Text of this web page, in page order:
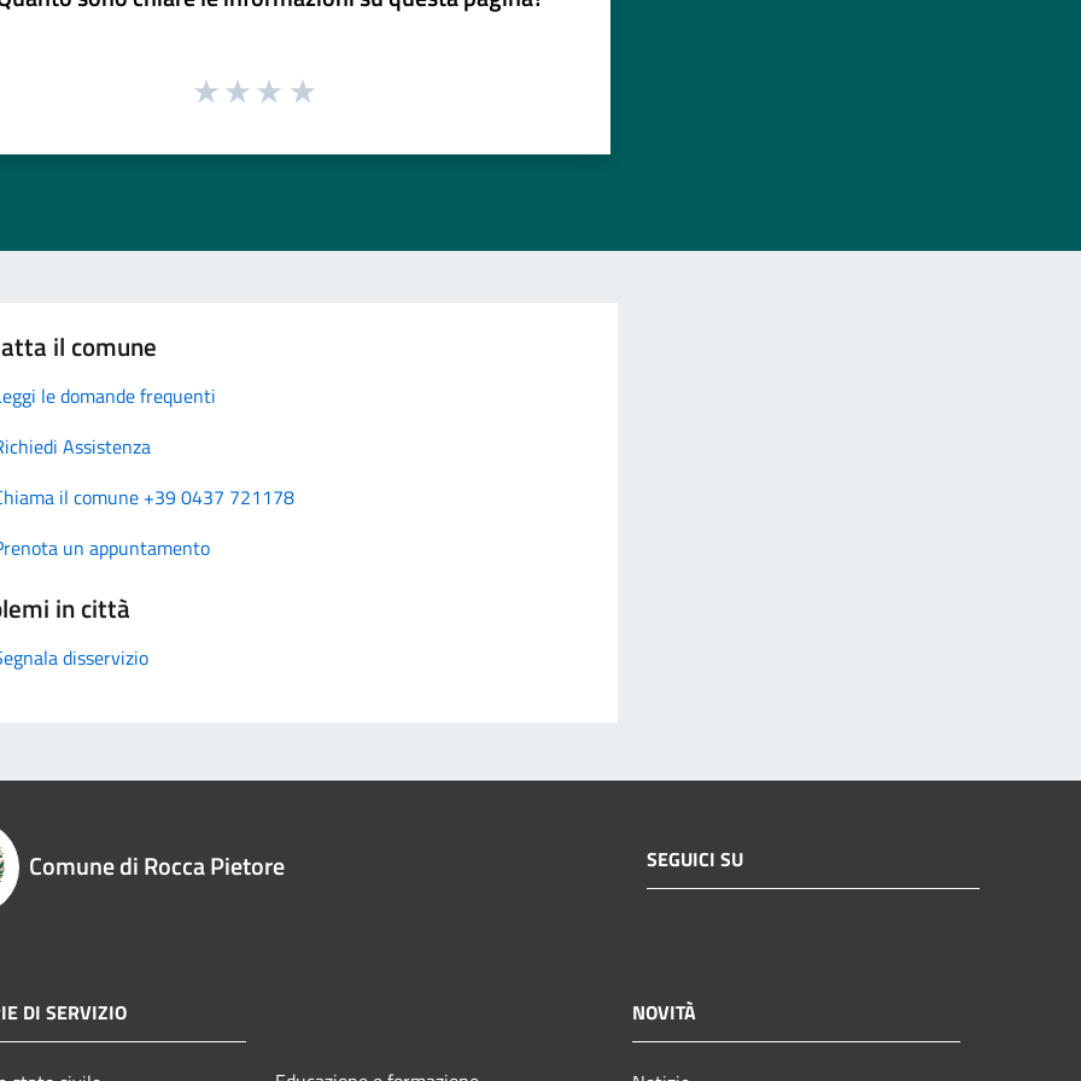
il comune
le domande frequenti
Assistenza
il comune +39 0437 721178
un appuntamento
in città
disservizio
Comune di Rocca Pietore SEGUICI SU
DI SERVIZIO NOVITÀ